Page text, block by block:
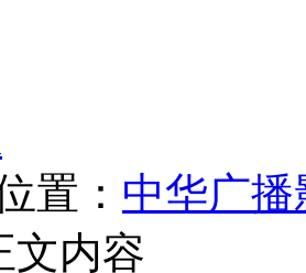
置： 中华广
文内容